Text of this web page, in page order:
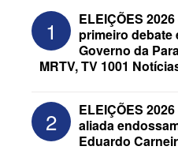
1
ELEIÇÕES
primeiro debate
Governo da
MRTV, TV 1001
2
ELEIÇÕES
aliada
Eduardo